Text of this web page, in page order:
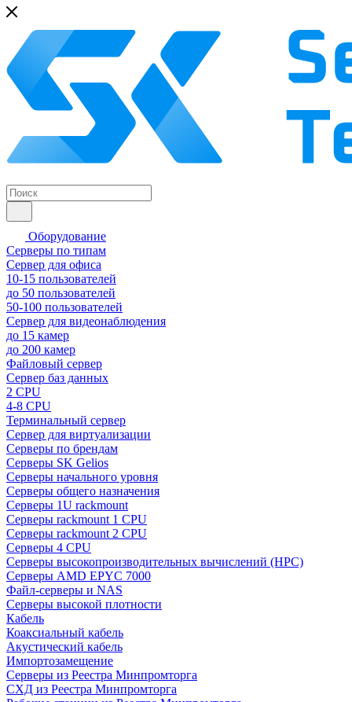
Оборудование
Серверы по типам
Сервер для офиса
10-15 пользователей
до 50 пользователей
50-100 пользователей
Сервер для видеонаблюдения
до 15 камер
до 200 камер
Файловый сервер
Сервер баз данных
2 CPU
4-8 CPU
Терминальный сервер
Сервер для виртуализации
Серверы по брендам
Серверы SK Gelios
Серверы начального уровня
Серверы общего назначения
Серверы 1U rackmount
Серверы rackmount 1 CPU
Серверы rackmount 2 CPU
Серверы 4 CPU
Серверы высокопроизводительных вычислений (HPC)
Серверы AMD EPYC 7000
Файл-серверы и NAS
Серверы высокой плотности
Кабель
Коаксиальный кабель
Акустический кабель
Импортозамещение
Серверы из Реестра Минпромторга
СХД из Реестра Минпромторга